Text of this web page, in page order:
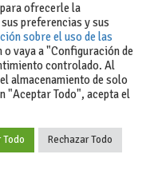
motor
ofrecerle la
preferencias y sus
sobre el uso de las
vaya a "Configuración de
controlado. Al
almacenamiento de solo
"Aceptar Todo", acepta el
Rechazar Todo